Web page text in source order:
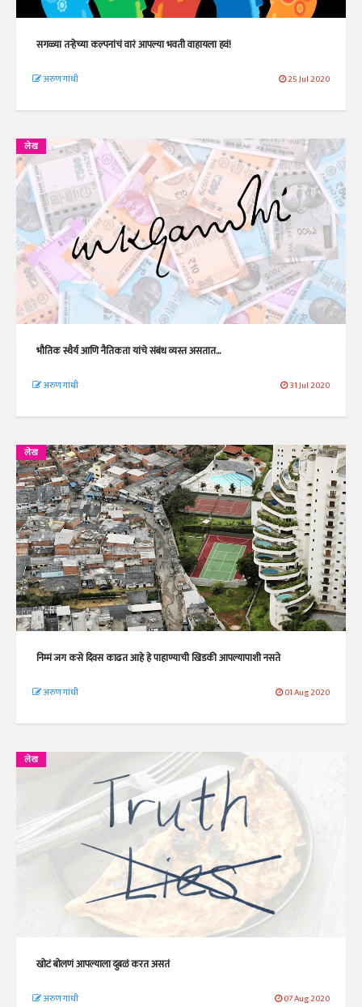
सगळ्या तऱ्हेच्या कल्पनांचं वारं आपल्या भवती वाहायला हवं!
अरुण गांधी 25 Jul 2020
लेख
भौतिक स्थैर्य आणि नैतिकता यांचे संबंध व्यस्त असतात...
अरुण गांधी 31 Jul 2020
लेख
निम्मं जग कसे दिवस काढत आहे हे पाहाण्याची खिडकी आपल्यापाशी नसते
अरुण गांधी 01 Aug 2020
लेख
खोटं बोलणं आपल्याला दुबळं करत असतं
अरुण गांधी 07 Aug 2020